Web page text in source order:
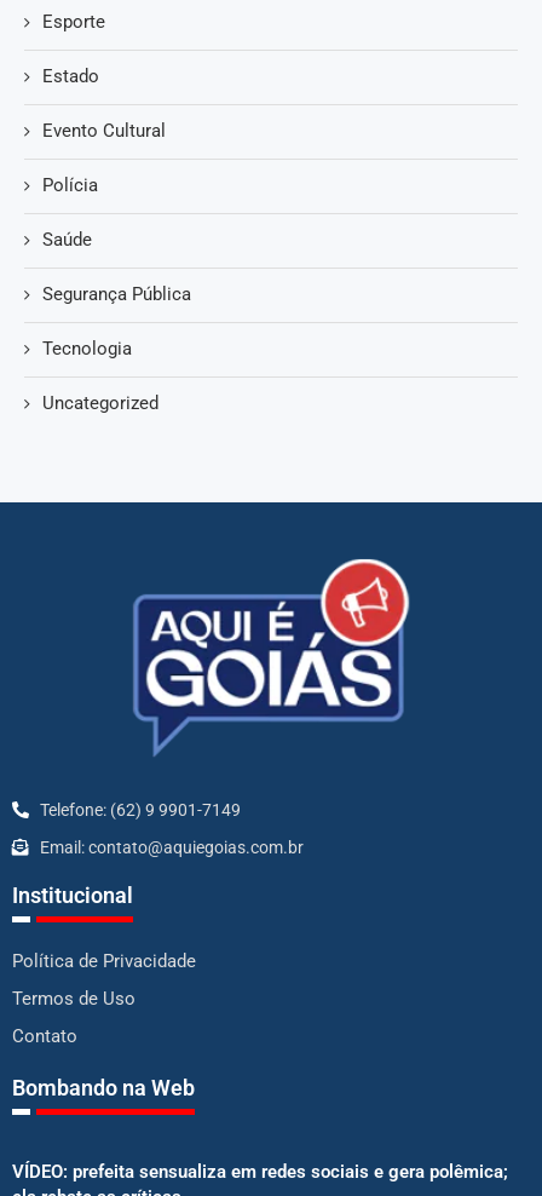
Esporte
Estado
Evento Cultural
Polícia
Saúde
Segurança Pública
Tecnologia
Uncategorized
Telefone: (62) 9 9901-7149
Email: contato@aquiegoias.com.br
Institucional
Política de Privacidade
Termos de Uso
Contato
Bombando na Web
VÍDEO: prefeita sensualiza em redes sociais e gera polêmica;